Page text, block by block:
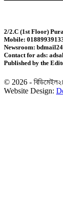
বগুড়ায়
ট্রাম্প
জুলাই
2/2.C (1st Floor)
Mobile:
Newsroom:
Contact for ads:
Published by the
© 2026 -
Website Design: